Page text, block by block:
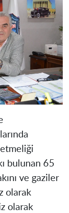
bulunan 65
ve gaziler
olarak
olarak